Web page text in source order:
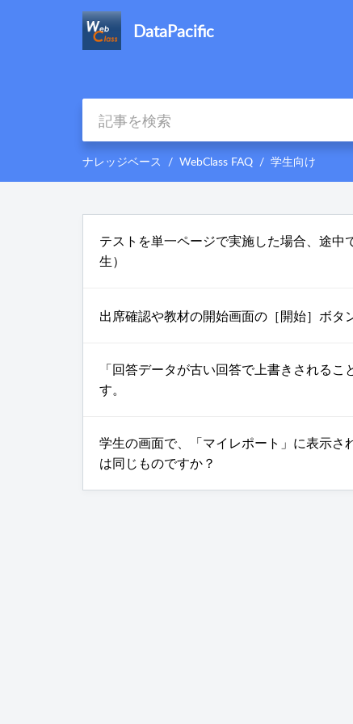
DataPacific
ナレッジベース WebClass FAQ 学生向け
テストを単一ページで実施した場合、途
生）
出席確認や教材の開始画面の［開始］ボタ
「回答データが古い回答で上書きされる
す。
学生の画面で、「マイレポート」に表示さ
は同じものですか？